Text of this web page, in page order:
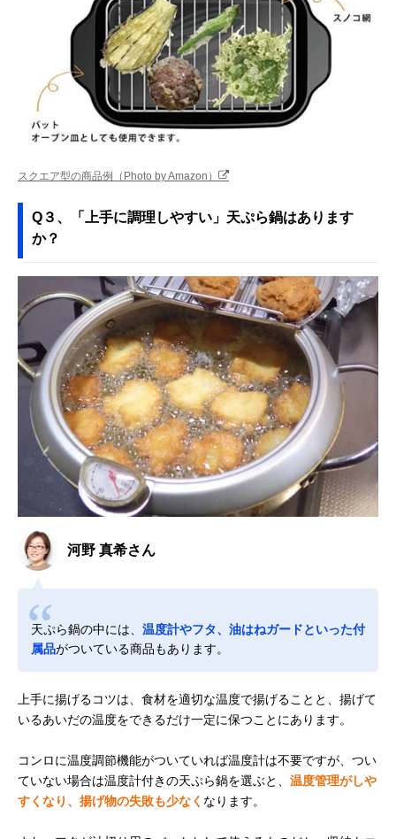
スクエア型の商品例（Photo by Amazon）
Q３、「上手に調理しやすい」天ぷら鍋はあります
か？
河野 真希さん
天ぷら鍋の中には、 温度計やフタ、油はねガードといった付
属品がついている商品もあります。
上手に揚げるコツは、食材を適切な温度で揚げることと、揚げて
いるあいだの温度をできるだけ一定に保つことにあります。
コンロに温度調節機能がついていれば温度計は不要ですが、つい
ていない場合は温度計付きの天ぷら鍋を選ぶと、 温度管理がしや
すくなり、揚げ物の失敗も少なく なります。